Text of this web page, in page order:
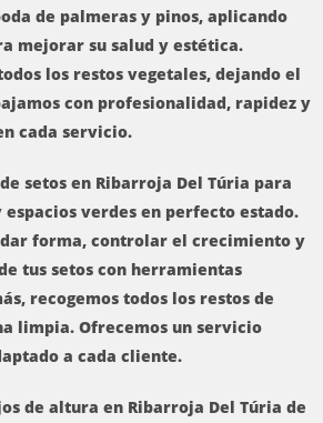
de palmeras y pinos, aplicando
mejorar su salud y estética.
los restos vegetales, dejando el
con profesionalidad, rapidez y
cada servicio.
setos en Ribarroja Del Túria para
verdes en perfecto estado.
dar forma, controlar el crecimiento y
tus setos con herramientas
recogemos todos los restos de
limpia. Ofrecemos un servicio
a cada cliente.
de altura en Ribarroja Del Túria de